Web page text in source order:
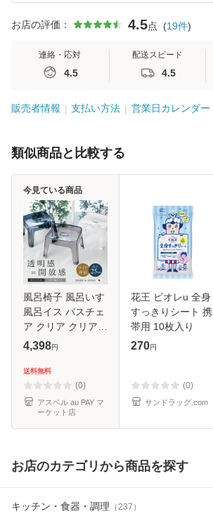
お店の評価： 4.5点 (19件)
連絡・応対
4.5
配送スピード
4.5
販売者情報 支払い方法 営業日カレンダー
類似商品と比較する
風呂椅子 風呂いす
風呂イス バスチェ
ア クリア クリア素
材 お風呂 椅子
め 洗いやすい 介護
新生活 高級感 子ど
も 母の
4,398円
送料無料
(0)
アスベル au PAY マ
ーケット店
今見ている商品
花王 ビオレu 全身
すっきりシート 携
帯用 10枚入り
270円
(0)
サンドラッグ.com
お店のカテゴリから商品を探す
キッチン・食器・調理 （237 ）